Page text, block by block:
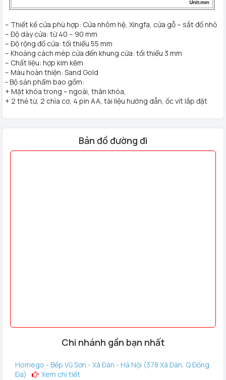
CN39 Sand Gold, vui lòng liên hệ qua chatbox, zalo hoặc
Hotline để nhận ngay ưu đãi và hỗ trợ tư vấn tốt nhất về
– Thiết kế cửa phù hợp: Cửa nhôm hệ, Xingfa, cửa gỗ – sắt đố nhỏ
– Độ dày cửa: từ 40 – 90 mm
– Độ rộng đố cửa: tối thiểu 55 mm
– Khoảng cách mép cửa đến khung cửa: tối thiểu 3 mm
– Chất liệu: hợp kim kẽm
– Màu hoàn thiện: Sand Gold
- Bộ sản phẩm bao gồm:
+ Mặt khóa trong – ngoài, thân khóa,
+ 2 thẻ từ, 2 chìa cơ, 4 pin AA, tài liệu hướng dẫn, ốc vít lắp đặt
Bản đồ đường đi
Chi nhánh gần bạn nhất
Homego - Bếp Vũ Sơn - Xã Đàn - Hà Nội (378 Xã Đàn, Q Đống
Đa)
Xem chi tiết